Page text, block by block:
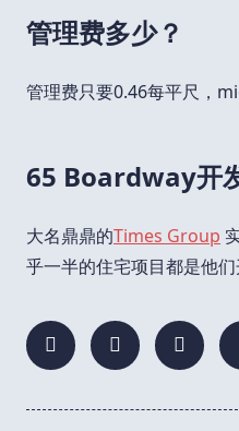
管理费多少？
管理费只要0.46每平尺，
65 Boardway开
大名鼎鼎的Times Group
乎一半的住宅项目都是他们